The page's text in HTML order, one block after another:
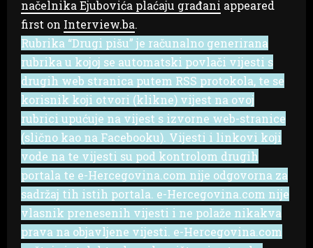
načelnika Ejubovića plaćaju građani appeared
first on Interview.ba.
Rubrika “Drugi pišu” je računalno generirana
rubrika u kojoj se automatski povlači vijesti s
drugih web stranica putem RSS protokola, te se
korisnik koji otvori (klikne) vijest na ovoj
rubrici upućuje na vijest s izvorne web-stranice
(slično kao na Facebooku). Vijesti i linkovi koji
vode na te vijesti su pod kontrolom drugih
portala te e-Hercegovina.com nije odgovorna za
sadržaj tih istih portala. e-Hercegovina.com nije
vlasnik prenesenih vijesti i ne polaže nikakva
prava na objavljene vijesti. e-Hercegovina.com